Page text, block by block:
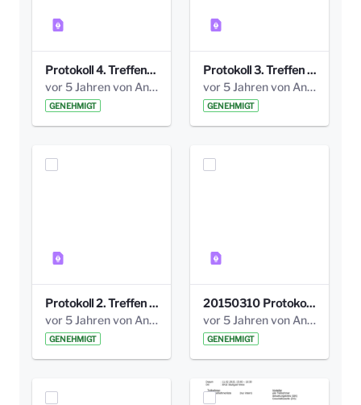
Protokoll 4. Treffen_20141113 AG Bismarckplatz.pdf
vor 5 Jahren von Anni Schlumberger
GENEHMIGT
Protokoll 3. Treffen 20141016 AG Bismarckplatz.pdf
vor 5 Jahren von Anni Schlumberger
GENEHMIGT
Protokoll 2. Treffen 20140315 AG Bismarckplatz.pdf
vor 5 Jahren von Anni Schlumberger
GENEHMIGT
20150310 Protokoll Bismarckplatz_UrbanG_02.pdf
vor 5 Jahren von Anni Schlumberger
GENEHMIGT